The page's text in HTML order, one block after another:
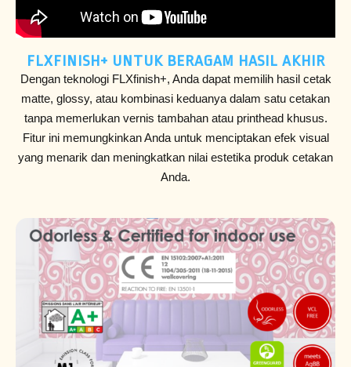
FLXFINISH+ UNTUK BERAGAM HASIL AKHIR
Dengan teknologi FLXfinish+, Anda dapat memilih hasil cetak
matte, glossy, atau kombinasi keduanya dalam satu cetakan
tanpa memerlukan vernis tambahan atau printhead khusus.
Fitur ini memungkinkan Anda untuk menciptakan efek visual
yang menarik dan meningkatkan nilai estetika produk cetakan
Anda.​